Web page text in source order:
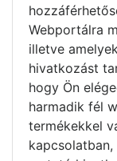
Webportálra
illetve
hivatkozást
hogy Ön
harmadik fél
termékekkel